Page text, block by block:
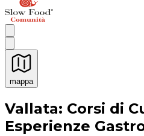
mappa
Esperienze culinarie
Vallata: Corsi di
Esperienze